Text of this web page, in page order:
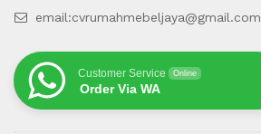
email:cvrumahmebeljaya@gmail.com
Customer Service Online
Order Via WA